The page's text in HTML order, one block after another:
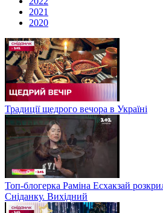
2021
2020
Традиції щедрого вечора в Україні
Топ-блогерка Раміна Есхакзай
Сніданку. Вихідний